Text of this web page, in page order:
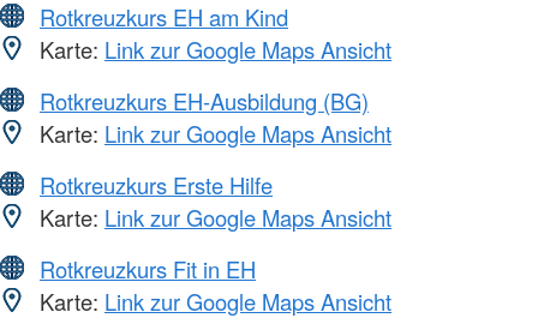
Rotkreuzkurs EH am Kind
Karte: Link zur Google Maps Ansicht
Rotkreuzkurs EH-Ausbildung (BG)
Karte: Link zur Google Maps Ansicht
Rotkreuzkurs Erste Hilfe
Karte: Link zur Google Maps Ansicht
Rotkreuzkurs Fit in EH
Karte: Link zur Google Maps Ansicht